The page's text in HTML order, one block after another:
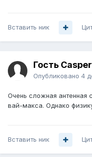
Вставить ник
Гость Casper
Опубликовано 4
Очень сложная антенная
вай-макса. Однако
Вставить ник